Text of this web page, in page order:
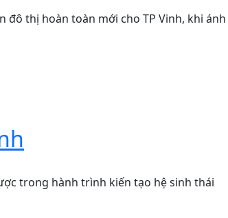
thị hoàn toàn mới cho TP Vinh, khi ánh
trong hành trình kiến tạo hệ sinh thái